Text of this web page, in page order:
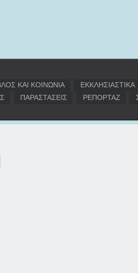
ΚΑΙ ΚΟΙΝΩΝΙΑ ΕΚΚΛΗΣΙΑΣΤΙΚΑ
ΠΑΡΑΣΤΑΣΕΙΣ ΡΕΠΟΡΤΑΖ